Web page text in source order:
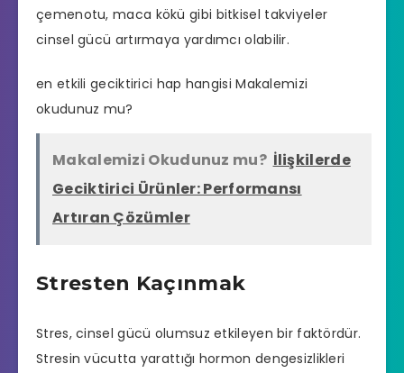
çemenotu, maca kökü gibi bitkisel takviyeler
cinsel gücü artırmaya yardımcı olabilir.
en etkili geciktirici hap hangisi Makalemizi
okudunuz mu?
Makalemizi Okudunuz mu? İlişkilerde
Geciktirici Ürünler: Performansı
Artıran Çözümler
Stresten Kaçınmak
Stres, cinsel gücü olumsuz etkileyen bir faktördür.
Stresin vücutta yarattığı hormon dengesizlikleri